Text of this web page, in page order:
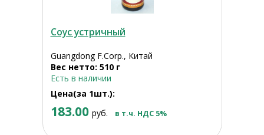
Соус устричный
Guangdong F.Corp., Китай
Вес нетто: 510 г
Есть в наличии
Цена(за 1шт.):
183.00 руб. в т.ч. НДС 5%